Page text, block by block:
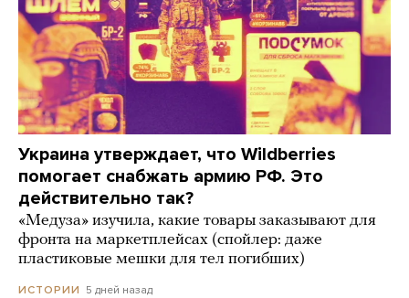
Украина утверждает, что Wildberries
помогает снабжать армию РФ. Это
действительно так?
«Медуза» изучила, какие товары заказывают для
фронта на маркетплейсах (спойлер: даже
пластиковые мешки для тел погибших)
ИСТОРИИ 5 дней назад